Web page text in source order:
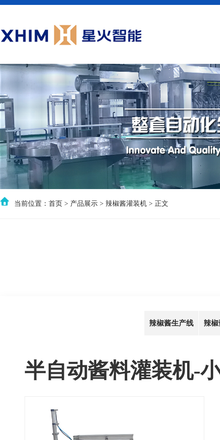
当前位置： 首页 > 产品展示 > 辣椒酱灌装机 > 正文
辣椒酱生产线 辣椒
半自动酱料灌装机-